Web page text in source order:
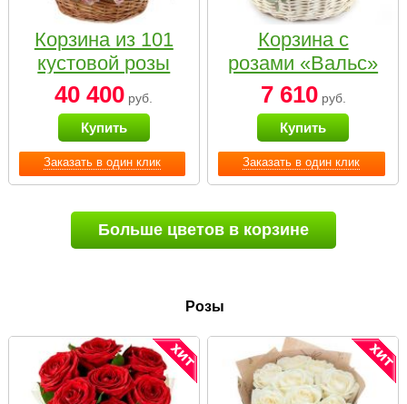
Заказать в один клик
Корзина из 101
кустовой розы
нежных тонов
40 400 руб.
Купить
Заказать в один клик
Корзина с
розами «Вальс»
7 610руб.
Купить
Больше цветов в корзине
Розы